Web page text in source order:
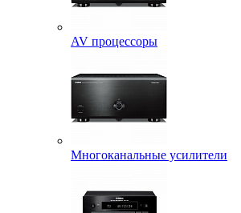
AV процессоры
Многоканальные усилители